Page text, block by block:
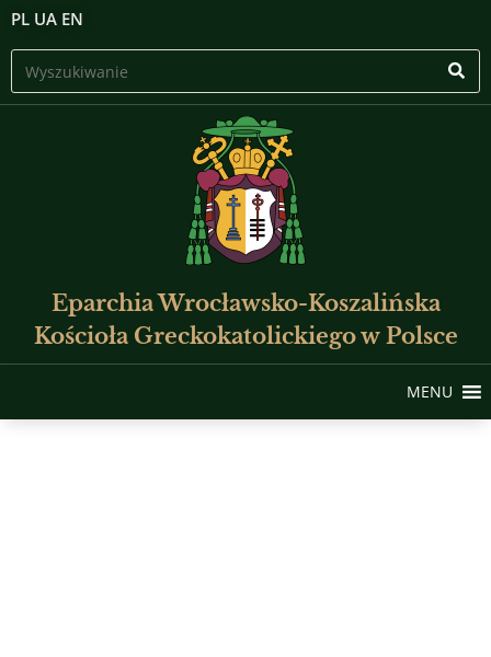
PL UA EN
Eparchia Wrocławsko-Koszalińska
Kościoła Greckokatolickiego w Polsce
MENU